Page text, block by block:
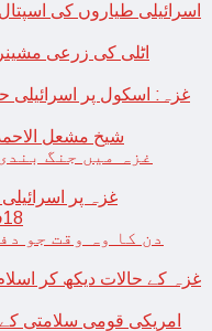
اسرائیلی طیاروں کی
اٹلی کی زرعی
غزہ: اسکول پر اسرائیلی
شیخ مشعل
غزہ میں جنگ
18فلسطینی شہید ، درجنوں زخمی
دن کا وہ وقت جو
امریکی قومی سلامتی